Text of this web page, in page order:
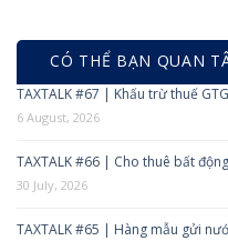
CÓ THỂ BẠN QUAN
TAXTALK #67 | Khấu trừ thuế
6 August, 2026
TAXTALK #66 | Cho thuê bất
30 July, 2026
TAXTALK #65 | Hàng mẫu gửi